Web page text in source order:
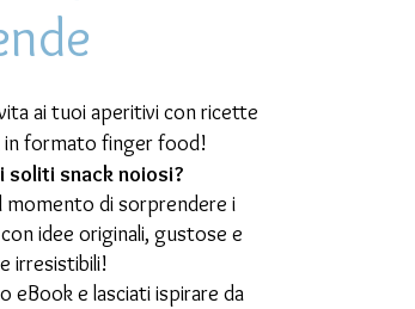
ai tuoi aperitivi con ricette
in formato finger food!
soliti snack noiosi?
momento di sorprendere i
idee originali, gustose e
irresistibili!
eBook e lasciati ispirare da